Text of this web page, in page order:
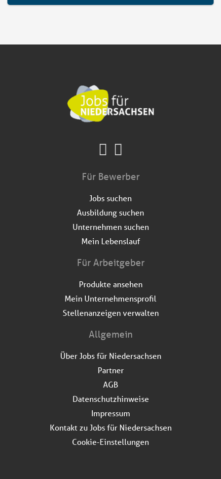
Für Bewerber
Jobs suchen
Ausbildung suchen
Unternehmen suchen
Mein Lebenslauf
Für Arbeitgeber
Produkte ansehen
Mein Unternehmensprofil
Stellenanzeigen verwalten
Allgemein
Über Jobs für Niedersachsen
Partner
AGB
Datenschutzhinweise
Impressum
Kontakt zu Jobs für Niedersachsen
Cookie-Einstellungen